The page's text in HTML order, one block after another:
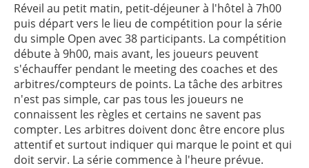
Réveil au petit matin, petit-déjeuner à l'hôtel à 7h00
puis départ vers le lieu de compétition pour la série
du simple Open avec 38 participants. La compétition
débute à 9h00, mais avant, les joueurs peuvent
s'échauffer pendant le meeting des coaches et des
arbitres/compteurs de points. La tâche des arbitres
n'est pas simple, car pas tous les joueurs ne
connaissent les règles et certains ne savent pas
compter. Les arbitres doivent donc être encore plus
attentif et surtout indiquer qui marque le point et qui
doit servir. La série commence à l'heure prévue.